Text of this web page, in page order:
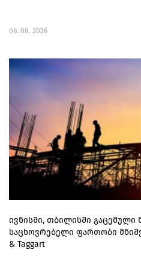
06. 08. 2026
ივნისში, თბილისში გაცემული
საცხოვრებელი ფართობი
& Taggart